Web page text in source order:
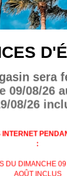
sera
09/08/26
08/26
:
DU DIMANCHE
AOÛT INCLUS